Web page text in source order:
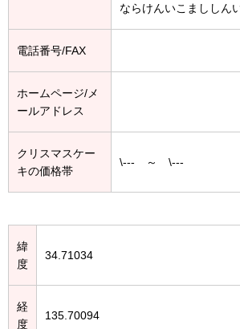
ならけんいこまししん
電話番号/FAX
ホームページ/メ
ールアドレス
クリスマスケー
キの価格帯
\--- ～ \---
緯
度
34.71034
経
度
135.70094